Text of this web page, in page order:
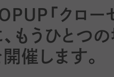
「クロー
もうひとつの
催します。